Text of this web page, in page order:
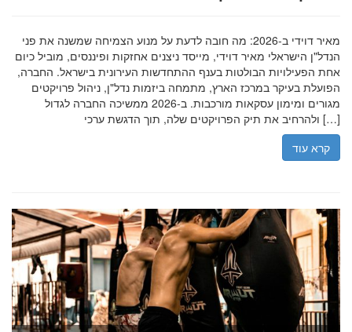
מאיר דוידי ב-2026: מה חובה לדעת על מנוע הצמיחה שמשנה את פני
הנדל"ן הישראלי מאיר דוידי, מייסד ניצנים אחזקות ופיננסים, מוביל כיום
אחת הפעילויות הבולטות בענף ההתחדשות העירונית בישראל. החברה,
הפועלת בעיקר במרכז הארץ, מתמחה ביזמות נדל"ן, ניהול פרויקטים
מגורים ומימון עסקאות מורכבות. ב-2026 ממשיכה החברה לגדול
ולהרחיב את תיק הפרויקטים שלה, תוך הדגשת ערכי […]
קרא עוד